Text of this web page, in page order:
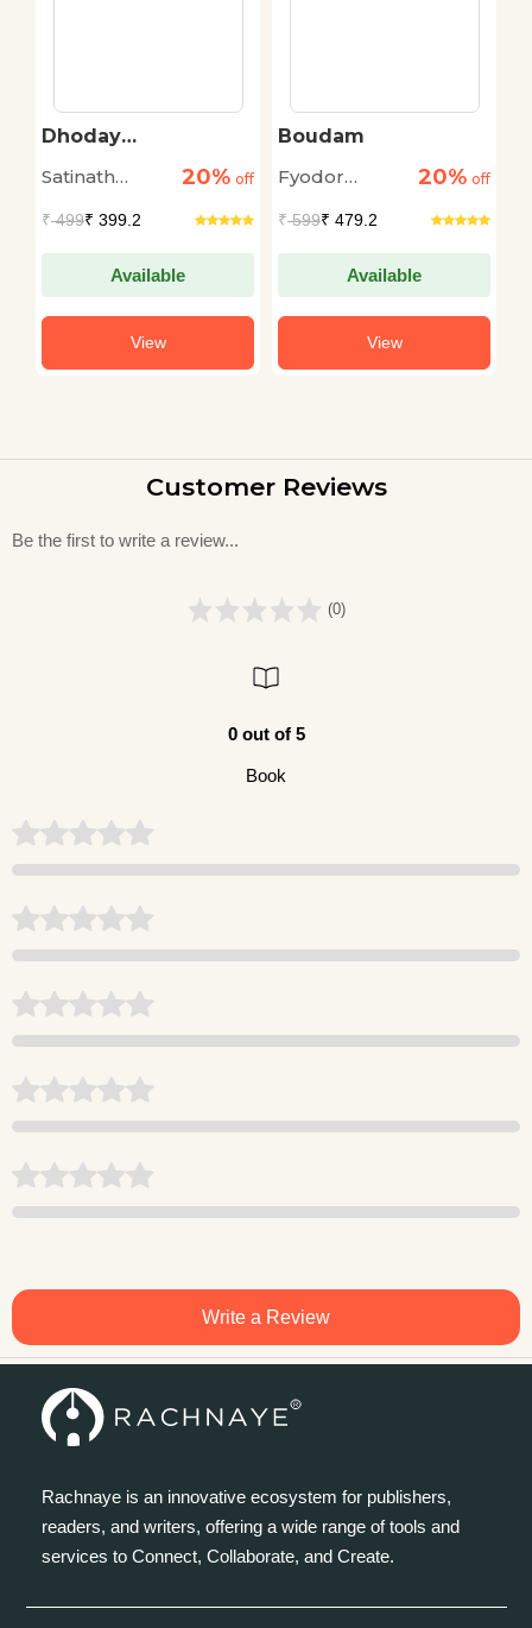
Dhoday
Satinath
20% off
₹499₹ 399.2
Available
View
Boudam
Fyodor
20% off
₹599₹ 479.2
Available
View
Customer Reviews
Be the first to write a review...
(0)
0 out of 5
Book
Write a Review
Rachnaye is an innovative ecosystem for publishers,
readers, and writers, offering a wide range of tools and
services to Connect, Collaborate, and Create.